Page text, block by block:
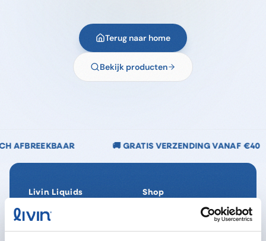
Terug naar home
Bekijk producten
🚚 GRATIS VERZENDING VANAF €40 🌿
Livin Liquids
Ons verhaal
Onze Impact
Shop
SpaReady